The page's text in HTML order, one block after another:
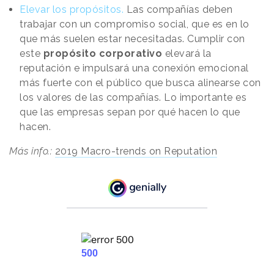
Elevar los propósitos. Las compañías deben
trabajar con un compromiso social, que es en lo
que más suelen estar necesitadas. Cumplir con
este propósito corporativo elevará la
reputación e impulsará una conexión emocional
más fuerte con el público que busca alinearse con
los valores de las compañías. Lo importante es
que las empresas sepan por qué hacen lo que
hacen.
Más info.: 2019 Macro-trends on Reputation